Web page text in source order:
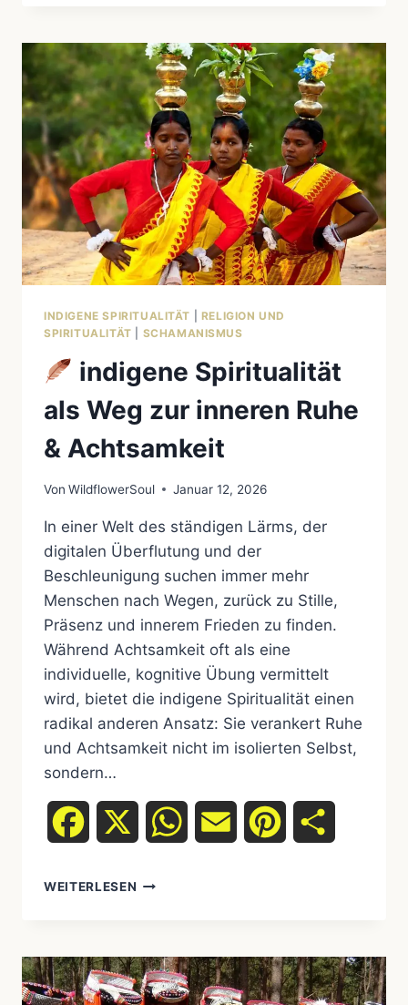
UREINWOHNER:
TIERE,
GEISTER
UND
DIE
WELT
DER
AHNEN
INDIGENE SPIRITUALITÄT
RELIGION UND
SPIRITUALITÄT
SCHAMANISMUS
indigene Spiritualität
als Weg zur inneren Ruhe
& Achtsamkeit
Von WildflowerSoul Januar 12, 2026
In einer Welt des ständigen Lärms, der
digitalen Überflutung und der
Beschleunigung suchen immer mehr
Menschen nach Wegen, zurück zu Stille,
Präsenz und innerem Frieden zu finden.
Während Achtsamkeit oft als eine
individuelle, kognitive Übung vermittelt
wird, bietet die indigene Spiritualität einen
radikal anderen Ansatz: Sie verankert Ruhe
und Achtsamkeit nicht im isolierten Selbst,
sondern…
Facebook WhatsAppEmail Pinterest
WEITERLESEN
WEG
ZUR
INNEREN